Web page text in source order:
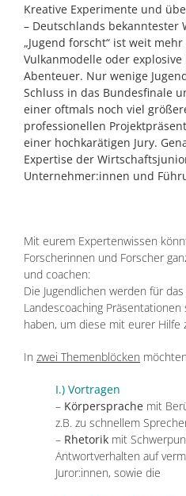
Kreative Experimente und
– Deutschlands bekanntester
„Jugend forscht“ ist weit
Vulkanmodelle oder
Abenteuer. Nur wenige
Schluss in das Bundesfinale
einer oftmals noch viel
professionellen
einer hochkarätigen Jury.
Expertise der
Unternehmer:innen und
Mit eurem Expertenwissen
Forscherinnen und Forscher
und coachen:
Die Jugendlichen werden für
Landescoaching
haben, um diese mit eurer Hilfe
In zwei Themenblöcken
I.) Vortragen
– Körpersprache mit
z.B. zu schnellem
– Rhetorik mit
Antwortverhalten auf
Juror:innen, sowie die